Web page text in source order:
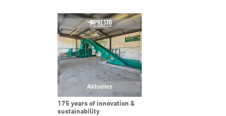
175 years of innovation &
sustainability